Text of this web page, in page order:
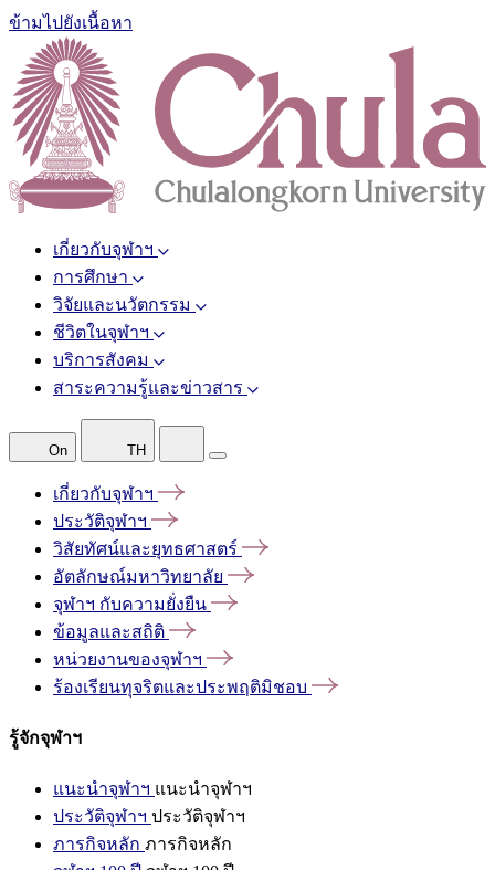
ข้ามไปยังเนื้อหา
เกี่ยวกับจุฬาฯ
การศึกษา
วิจัยและนวัตกรรม
ชีวิตในจุฬาฯ
บริการสังคม
สาระความรู้และข่าวสาร
On TH
เกี่ยวกับจุฬาฯ
ประวัติจุฬาฯ
วิสัยทัศน์และยุทธศาสตร์
อัตลักษณ์มหาวิทยาลัย
จุฬาฯ กับความยั่งยืน
ข้อมูลและสถิติ
หน่วยงานของจุฬาฯ
ร้องเรียนทุจริตและประพฤติมิชอบ
รู้จักจุฬาฯ
แนะนำจุฬาฯ แนะนำจุฬาฯ
ประวัติจุฬาฯ ประวัติจุฬาฯ
ภารกิจหลัก ภารกิจหลัก